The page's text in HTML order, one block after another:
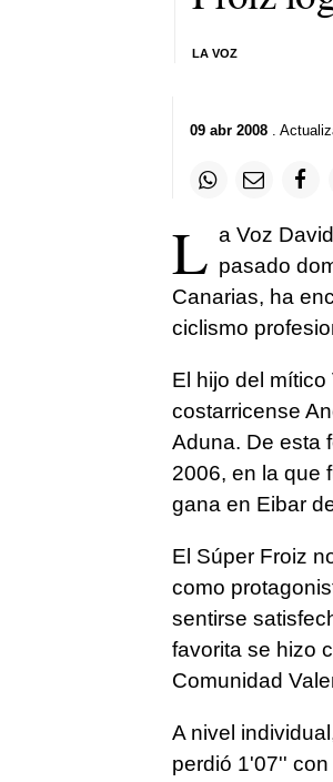
LA VOZ
09 abr 2008.
L a Voz
pasado
Canarias, ha
ciclismo
El hijo del
costarricense
Aduna. De esta
2006, en la que
gana en Eibar
El Súper Froiz
como
sentirse
favorita se hizo
Comunidad
A nivel
perdió 1'07''